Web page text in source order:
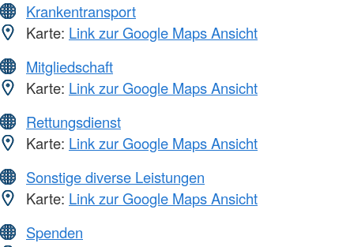
Krankentransport
Karte: Link zur Google Maps Ansicht
Mitgliedschaft
Karte: Link zur Google Maps Ansicht
Rettungsdienst
Karte: Link zur Google Maps Ansicht
Sonstige diverse Leistungen
Karte: Link zur Google Maps Ansicht
Spenden